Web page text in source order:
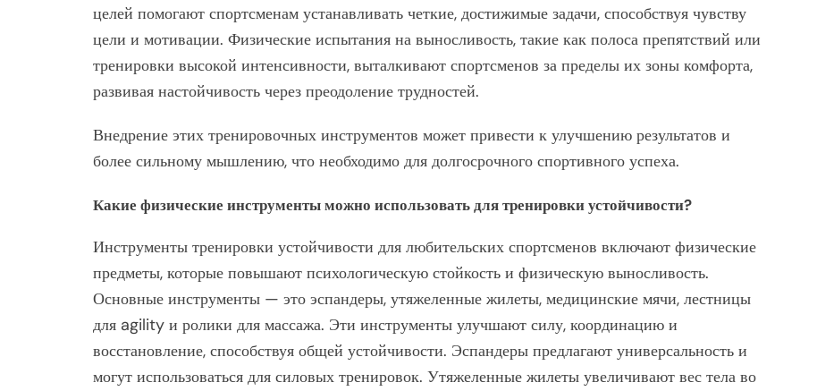
целей помогают спортсменам устанавливать четкие, достижимые задачи, способствуя чувству
цели и мотивации. Физические испытания на выносливость, такие как полоса препятствий или
тренировки высокой интенсивности, выталкивают спортсменов за пределы их зоны комфорта,
развивая настойчивость через преодоление трудностей.
Внедрение этих тренировочных инструментов может привести к улучшению результатов и
более сильному мышлению, что необходимо для долгосрочного спортивного успеха.
Какие физические инструменты можно использовать для тренировки устойчивости?
Инструменты тренировки устойчивости для любительских спортсменов включают физические
предметы, которые повышают психологическую стойкость и физическую выносливость.
Основные инструменты — это эспандеры, утяжеленные жилеты, медицинские мячи, лестницы
для agility и ролики для массажа. Эти инструменты улучшают силу, координацию и
восстановление, способствуя общей устойчивости. Эспандеры предлагают универсальность и
могут использоваться для силовых тренировок. Утяжеленные жилеты увеличивают вес тела во